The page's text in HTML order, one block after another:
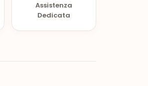
Assistenza
Dedicata